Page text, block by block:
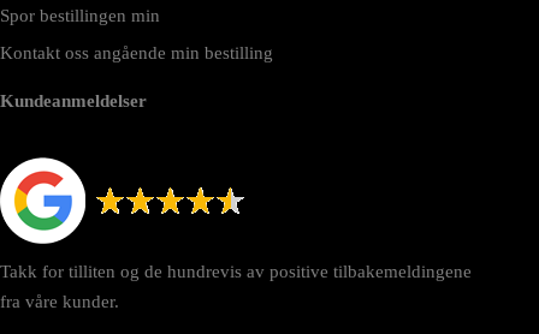
Spor bestillingen min
Kontakt oss angående min bestilling
Kundeanmeldelser
Takk for tilliten og de hundrevis av positive tilbakemeldingene
fra våre kunder.